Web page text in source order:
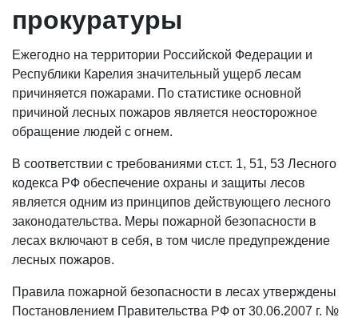
прокуратуры
Ежегодно на территории Российской Федерации и
Республики Карелия значительный ущерб лесам
причиняется пожарами. По статистике основной
причиной лесных пожаров является неосторожное
обращение людей с огнем.
В соответствии с требованиями ст.ст. 1, 51, 53 Лесного
кодекса РФ обеспечение охраны и защиты лесов
является одним из принципов действующего лесного
законодательства. Меры пожарной безопасности в
лесах включают в себя, в том числе предупреждение
лесных пожаров.
Правила пожарной безопасности в лесах утверждены
Постановлением Правительства РФ от 30.06.2007 г. №